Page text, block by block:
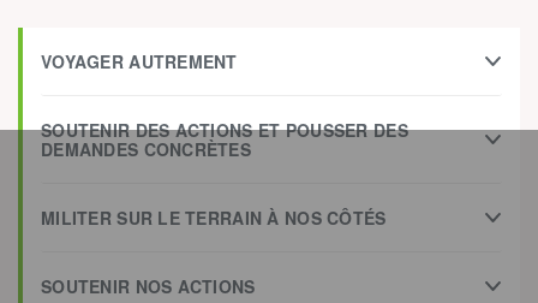
VOYAGER AUTREMENT
SOUTENIR DES ACTIONS ET POUSSER DES
DEMANDES CONCRÈTES
MILITER SUR LE TERRAIN À NOS CÔTÉS
SOUTENIR NOS ACTIONS